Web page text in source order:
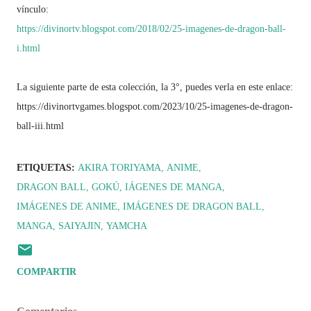
vínculo:
https://divinortv.blogspot.com/2018/02/25-imagenes-de-dragon-ball-
i.html
La siguiente parte de esta colección, la 3°, puedes verla en este enlace:
https://divinortvgames.blogspot.com/2023/10/25-imagenes-de-dragon-
ball-iii.html
ETIQUETAS: AKIRA TORIYAMA
ANIME
DRAGON BALL GOKÚ IÁGENES DE MANGA
IMÁGENES DE ANIME IMÁGENES DE DRAGON BALL
MANGA
SAIYAJIN YAMCHA
COMPARTIR